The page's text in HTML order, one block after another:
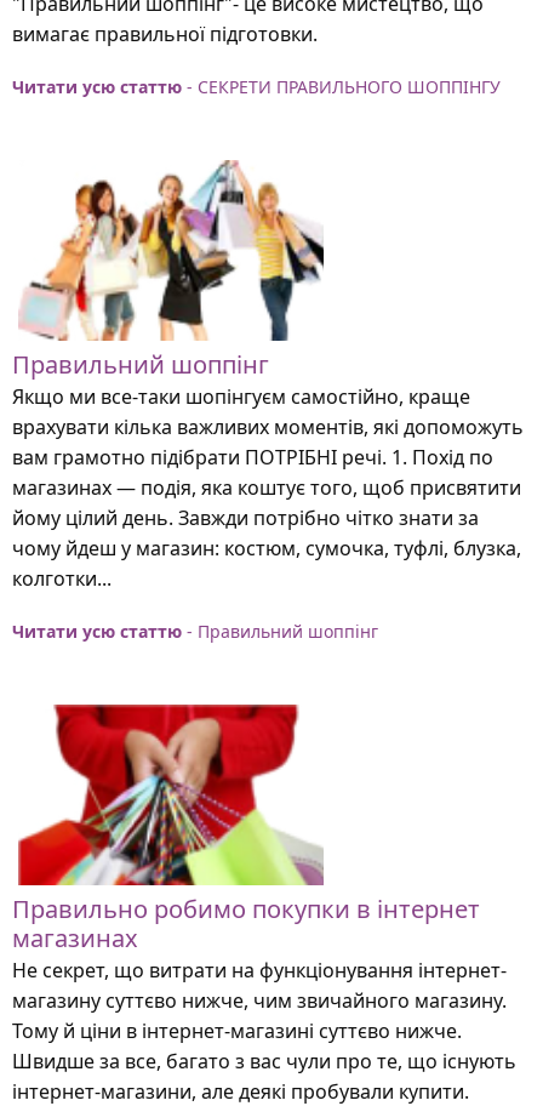
вимагає правильної підготовки.
Читати усю статтю - СЕКРЕТИ ПРАВИЛЬНОГО ШОППІНГУ
Правильний шоппінг
Якщо ми все-таки шопінгуєм самостійно, краще
врахувати кілька важливих моментів, які допоможуть
вам грамотно підібрати ПОТРІБНІ речі. 1. Похід по
магазинах — подія, яка коштує того, щоб присвятити
йому цілий день. Завжди потрібно чітко знати за
чому йдеш у магазин: костюм, сумочка, туфлі, блузка,
колготки...
Читати усю статтю - Правильний шоппінг
Правильно робимо покупки в інтернет
магазинах
Не секрет, що витрати на функціонування інтернет-
магазину суттєво нижче, чим звичайного магазину.
Тому й ціни в інтернет-магазині суттєво нижче.
Швидше за все, багато з вас чули про те, що існують
інтернет-магазини, але деякі пробували купити.